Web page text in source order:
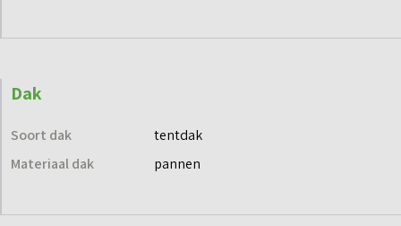
Dak
Soort dak
tentdak
Materiaal dak
pannen